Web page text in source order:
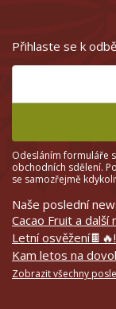
Přihlaste se k
Odesláním formuláře
obchodních sdělení.
se samozřejmě
Naše poslední
Cacao Fruit a další
Letní osvěžení🍫🔥!
Kam letos na
Zobrazit všechny